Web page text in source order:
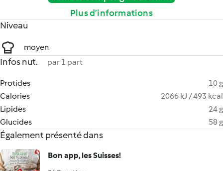
Plus d’informations
Niveau
moyen
Infos nut. par 1 part
Protides
10 g
Calories
2066 kJ / 493 kcal
Lipides
24 g
Glucides
58 g
Également présenté dans
Bon app, les Suisses!